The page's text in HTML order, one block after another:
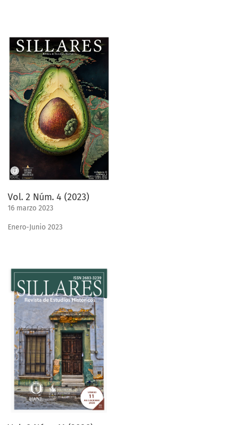
Vol. 2 Núm. 4 (2023)
16 marzo 2023
Enero-Junio 2023